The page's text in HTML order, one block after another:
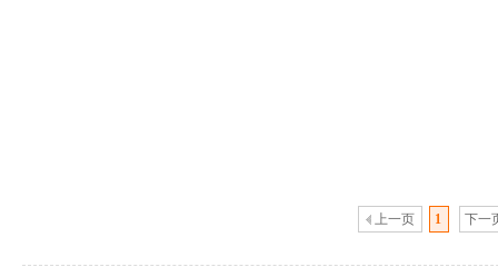
上一页 1 下一